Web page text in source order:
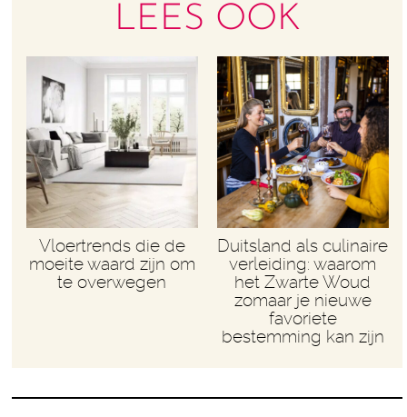
LEES OOK
Vloertrends die de
moeite waard zijn om
te overwegen
Duitsland als culinaire
verleiding: waarom
het Zwarte Woud
zomaar je nieuwe
favoriete
bestemming kan zijn